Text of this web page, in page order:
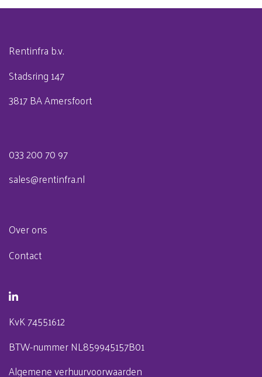
Rentinfra b.v.
Stadsring 147
3817 BA Amersfoort
033 200 70 97
sales@rentinfra.nl
Over ons
Contact
KvK 74551612
BTW-nummer NL859945157B01
Algemene verhuurvoorwaarden